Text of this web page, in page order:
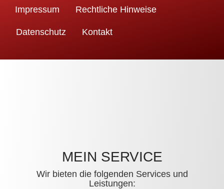
Impressum Rechtliche Hinweise
Datenschutz Kontakt
MEIN SERVICE
Wir bieten die folgenden Services und
Leistungen: